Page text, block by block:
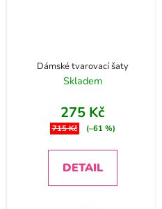
Dámské tvarovací šaty
Skladem
275 Kč
715 Kč (–61 %)
DETAIL